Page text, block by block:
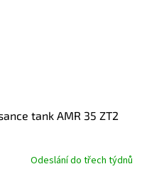
tank AMR 35 ZT2
Odeslání do třech týdnů